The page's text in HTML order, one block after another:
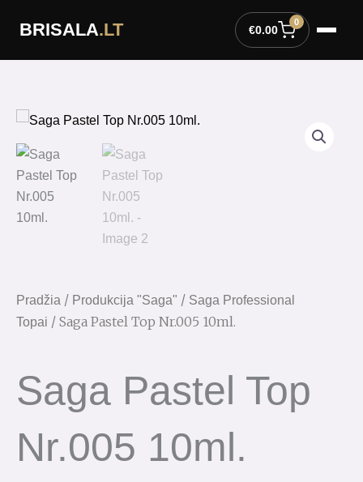
BRISALA.LT €0.00
0
Pradžia / Produkcija "Saga" / Saga Professional
Topai / Saga Pastel Top Nr.005 10ml.
Saga Pastel Top
Nr.005 10ml.